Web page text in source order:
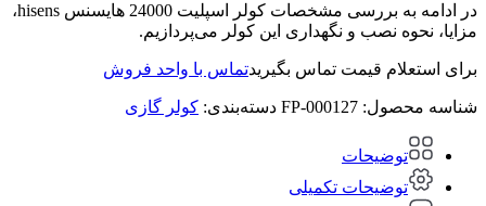
در ادامه به بررسی مشخصات کولر اسپلیت 24000 هایسنس hisens،
مزایا، نحوه نصب و نگهداری این کولر می‌پردازیم.
برای استعلام قیمت تماس بگیریدتماس با واحد فروش
شناسه محصول: FP-000127 دسته‌بندی: کولر گازی
توضیحات
توضیحات تکمیلی